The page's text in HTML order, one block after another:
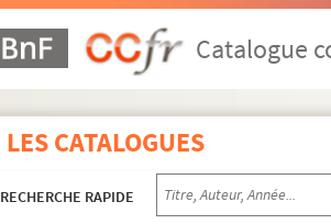
Catalogue
LES CATALOGUES
RECHERCHE RAPIDE